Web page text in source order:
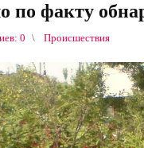
по факту
0 Происшествия